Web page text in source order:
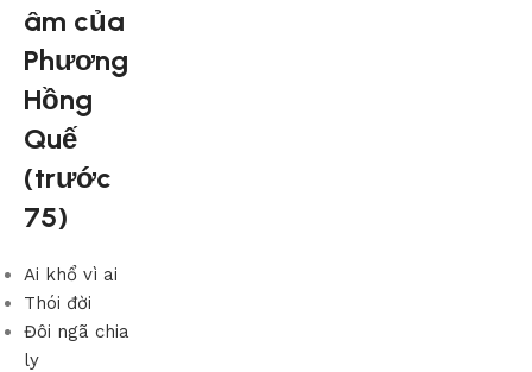
âm của
Phương
Hồng
Quế
(trước
75)
Ai khổ vì ai
Thói đời
Đôi ngã chia
ly